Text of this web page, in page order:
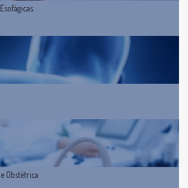
Obstétrica